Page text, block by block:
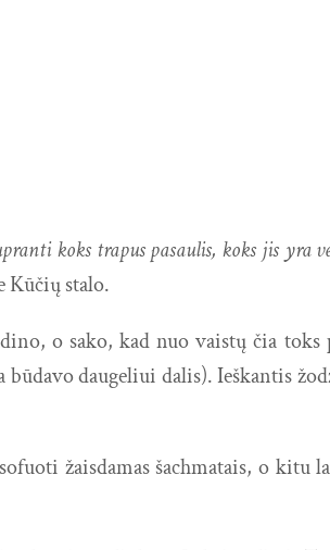
koks trapus pasaulis, koks jis yra
Kūčių stalo.
o sako, kad nuo vaistų čia
būdavo daugeliui dalis). Ieškantis
žaisdamas šachmatais, o kitu